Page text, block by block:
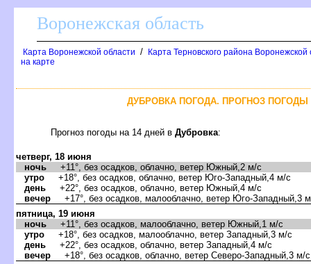
оронежская область
Карта Воронежской области /
Карта Терновского района
на карте
ДУБРОВКА ПОГОДА. ПРОГНОЗ ПОГОДЫ
Прогноз погоды на 14 дней Дубровка:
четверг, 18 июня
ночь +11°, без осадков, облачно, ветер Южный,2 м/с
утро +18°, без осадков, облачно, ветер Юго-Западный,4 м/с
день +22°, без осадков, облачно, ветер Южный,4 м/с
ечер +17°, без осадков, малооблачно, ветер Юго-Западный,3
пятница, 19 июня
ночь +11°, без осадков, малооблачно, ветер Южный,1 м/с
утро +18°, без осадков, малооблачно, ветер Западный,3 м/с
день +22°, без осадков, облачно, ветер Западный,4 м/с
ечер +18°, без осадков, облачно, ветер Северо-Западный,3 м/с